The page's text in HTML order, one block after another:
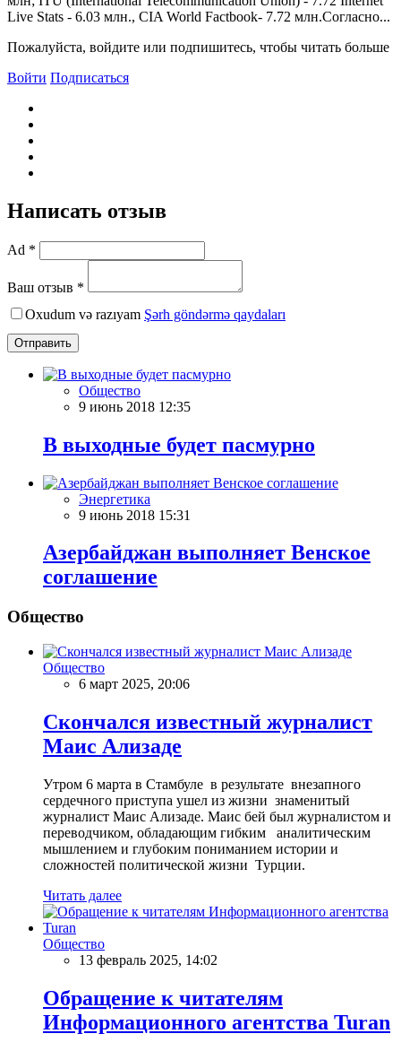
Live Stats - 6.03 млн., CIA World Factbook- 7.72 млн.Согласно...
Пожалуйста, войдите или подпишитесь, чтобы читать больше
Войти Подписаться
Написать отзыв
Ad *
Ваш отзыв *
Oxudum və razıyam Şərh göndərmə qaydaları
Отправить
Общество
9 июнь 2018 12:35
В выходные будет пасмурно
Энергетика
9 июнь 2018 15:31
Aзербайджан выполняет Венское
соглашение
Общество
Общество
6 март 2025, 20:06
Скончался известный журналист
Маис Ализаде
Утром 6 марта в Стамбуле в результате внезапного
сердечного приступа ушел из жизни знаменитый
журналист Маис Ализаде. Маис бей был журналистом и
переводчиком, обладающим гибким аналитическим
мышлением и глубоким пониманием истории и
сложностей политической жизни Турции.
Читать далее
Общество
13 февраль 2025, 14:02
Обращение к читателям
Информационного агентства Turan